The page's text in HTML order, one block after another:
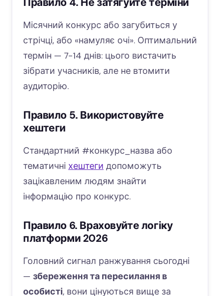
Місячний конкурс або загубиться у
стрічці, або «намуляє очі». Оптимальний
термін — 7-14 днів: цього вистачить
зібрати учасників, але не втомити
аудиторію.
Правило 5. Використовуйте
хештеги
Стандартний #конкурс_назва або
тематичні хештеги допоможуть
зацікавленим людям знайти
інформацію про конкурс.
Правило 6. Враховуйте логіку
платформи 2026
Головний сигнал ранжування сьогодні
— збереження та пересилання в
особисті, вони цінуються вище за